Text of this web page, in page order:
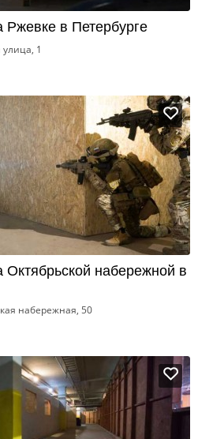
Ржевке в Петербурге
улица, 1
набережной в
набережная, 50